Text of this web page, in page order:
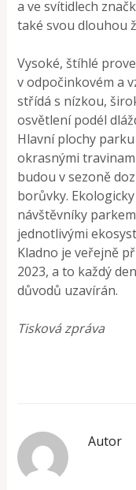
a ve svítidlech
také svou dlouhou
Vysoké, štíhlé
v odpočinkovém a
střídá s nízkou,
osvětlení podél
Hlavní plochy
okrasnými
budou v sezoně
borůvky.
návštěvníky
jednotlivými
Kladno je veřejně
2023, a to každý
důvodů uzavírán.
Tisková zpráva
Autor